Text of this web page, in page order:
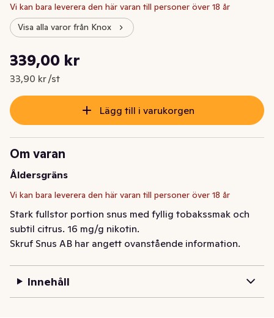
Vi kan bara leverera den här varan till personer över 18 år
Visa alla varor från Knox
Nuvarande pris är: 339,00 kr
339,00 kr
33,90 kr /st
Styckpris: 33,90 kr /st
Lägg till i varukorgen
Om varan
Åldersgräns
Vi kan bara leverera den här varan till personer över 18 år
Stark fullstor portion snus med fyllig tobakssmak och
subtil citrus. 16 mg/g nikotin.
Skruf Snus AB har angett ovanstående information.
Innehåll